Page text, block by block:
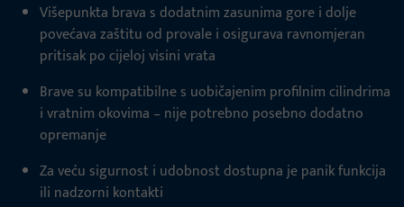
Višepunkta brava s dodatnim zasunima gore i dolje
povećava zaštitu od provale i osigurava ravnomjeran
pritisak po cijeloj visini vrata
Brave su kompatibilne s uobičajenim profilnim cilindrima
i vratnim okovima – nije potrebno posebno dodatno
opremanje
Za veću sigurnost i udobnost dostupna je panik funkcija
ili nadzorni kontakti